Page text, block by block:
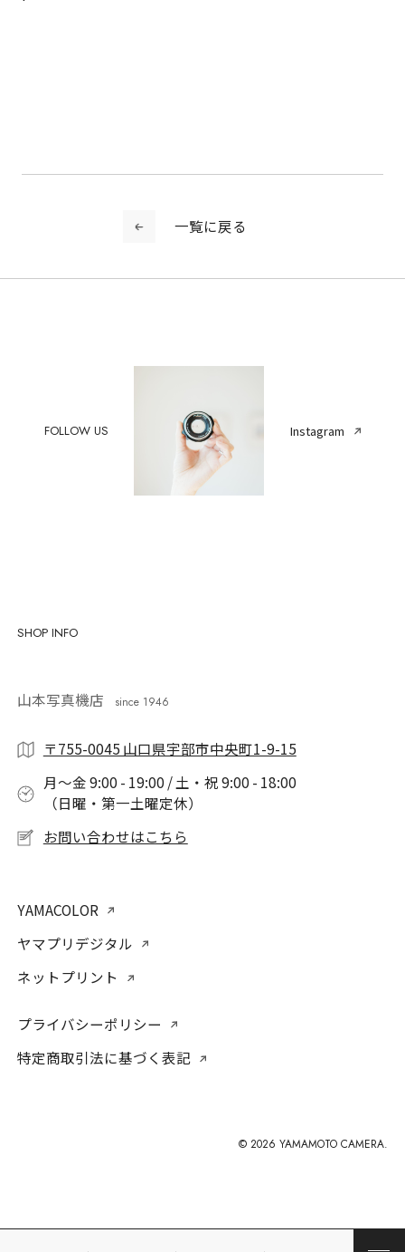
一覧に戻る
SHOP INFO
山本写真機店 since 1946
〒755-0045 山口県宇部市中央町1-9-15
月〜金 9:00 - 19:00 / 土・祝 9:00 - 18:00
（日曜・第一土曜定休）
お問い合わせはこちら
YAMACOLOR
ヤマプリデジタル
ネットプリント
プライバシーポリシー
特定商取引法に基づく表記
FOLLOW US Instagram
©︎ 2026 YAMAMOTO CAMERA.